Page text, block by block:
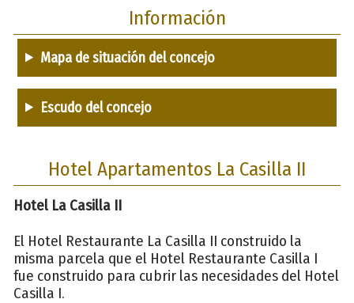
Información
Mapa de situación del concejo
Escudo del concejo
Hotel Apartamentos La Casilla II
Hotel La Casilla II
El Hotel Restaurante La Casilla II construido la
misma parcela que el Hotel Restaurante Casilla I
fue construido para cubrir las necesidades del Hotel
Casilla I.